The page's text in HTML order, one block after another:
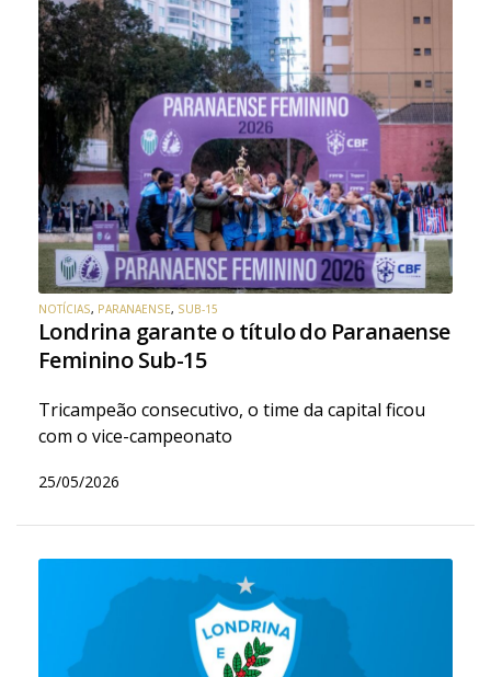
NOTÍCIAS, PARANAENSE, SUB-15
Londrina garante o título do Paranaense
Feminino Sub-15
Tricampeão consecutivo, o time da capital ficou
com o vice-campeonato
25/05/2026